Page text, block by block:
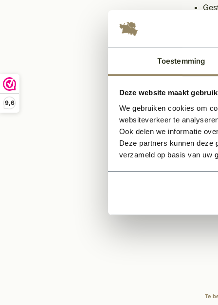
Toestemming
Deze website maakt
We gebruiken cookies om
websiteverkeer te
Ook delen we informatie
Deze partners kunnen deze
verzameld op basis van uw
9,6
Zie
Zie
Te